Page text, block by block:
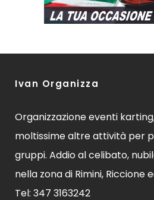
Ivan Organizza
Organizzazione eventi
moltissime altre attività per
gruppi. Addio al celibato,
nella zona di Rimini, Riccione
Tel: 347 3163242